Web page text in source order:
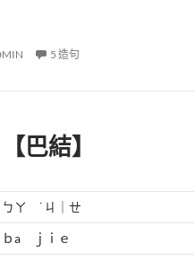
5 造句
【巴結】
ㄅㄚ ˙ㄐ｜ㄝ
ｂa ｊｉｅ